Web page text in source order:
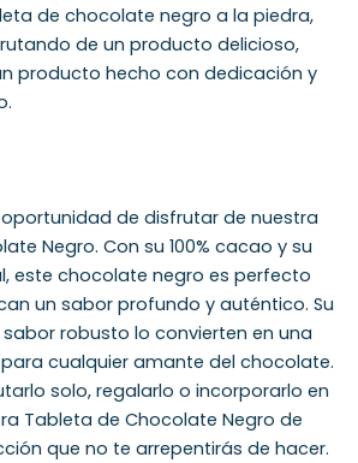
de chocolate negro a la piedra,
de un producto delicioso,
producto hecho con dedicación y
de disfrutar de nuestra
Negro. Con su 100% cacao y su
este chocolate negro es perfecto
un sabor profundo y auténtico. Su
robusto lo convierten en una
cualquier amante del chocolate.
solo, regalarlo o incorporarlo en
Tableta de Chocolate Negro de
que no te arrepentirás de hacer.